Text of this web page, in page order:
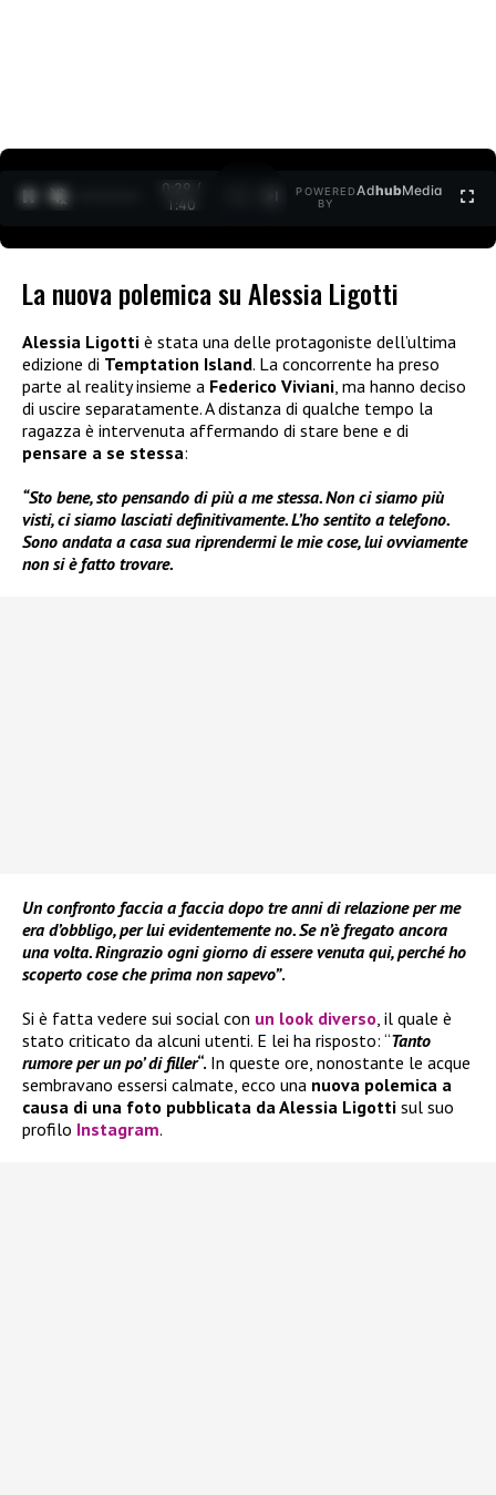
0:30 /
1:40
POWERED
BY
AdhubMedia
La nuova polemica su Alessia Ligotti
Alessia Ligotti è stata una delle protagoniste dell’ultima
edizione di Temptation Island. La concorrente ha preso
parte al reality insieme a Federico Viviani, ma hanno deciso
di uscire separatamente. A distanza di qualche tempo la
ragazza è intervenuta affermando di stare bene e di
pensare a se stessa:
“Sto bene, sto pensando di più a me stessa. Non ci siamo più
visti, ci siamo lasciati definitivamente. L’ho sentito a telefono.
Sono andata a casa sua riprendermi le mie cose, lui ovviamente
non si è fatto trovare.
Un confronto faccia a faccia dopo tre anni di relazione per me
era d’obbligo, per lui evidentemente no. Se n’è fregato ancora
una volta. Ringrazio ogni giorno di essere venuta qui, perché ho
scoperto cose che prima non sapevo”.
Si è fatta vedere sui social con un look diverso, il quale è
stato criticato da alcuni utenti. E lei ha risposto: “Tanto
rumore per un po’ di filler“. In queste ore, nonostante le acque
sembravano essersi calmate, ecco una nuova polemica a
causa di una foto pubblicata da Alessia Ligotti sul suo
profilo Instagram.